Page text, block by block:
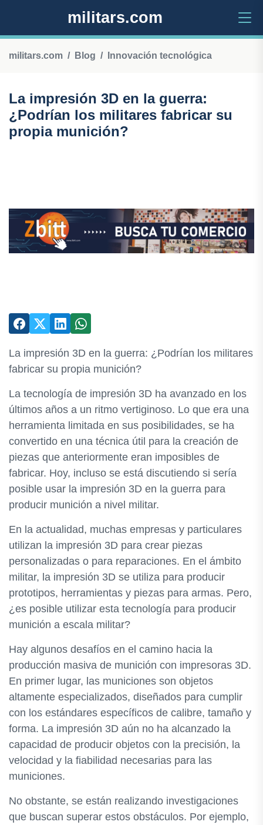
militars.com
militars.com Blog Innovación tecnológica
La impresión 3D en la guerra:
¿Podrían los militares fabricar su
propia munición?
La impresión 3D en la guerra: ¿Podrían los militares
fabricar su propia munición?
La tecnología de impresión 3D ha avanzado en los
últimos años a un ritmo vertiginoso. Lo que era una
herramienta limitada en sus posibilidades, se ha
convertido en una técnica útil para la creación de
piezas que anteriormente eran imposibles de
fabricar. Hoy, incluso se está discutiendo si sería
posible usar la impresión 3D en la guerra para
producir munición a nivel militar.
En la actualidad, muchas empresas y particulares
utilizan la impresión 3D para crear piezas
personalizadas o para reparaciones. En el ámbito
militar, la impresión 3D se utiliza para producir
prototipos, herramientas y piezas para armas. Pero,
¿es posible utilizar esta tecnología para producir
munición a escala militar?
Hay algunos desafíos en el camino hacia la
producción masiva de munición con impresoras 3D.
En primer lugar, las municiones son objetos
altamente especializados, diseñados para cumplir
con los estándares específicos de calibre, tamaño y
forma. La impresión 3D aún no ha alcanzado la
capacidad de producir objetos con la precisión, la
velocidad y la fiabilidad necesarias para las
municiones.
No obstante, se están realizando investigaciones
que buscan superar estos obstáculos. Por ejemplo,